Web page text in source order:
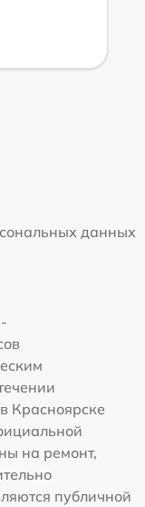
данных
Красноярске
на ремонт,
публичной